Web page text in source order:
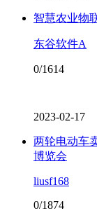
智慧农业物
东谷软件A
0/1614
2023-02-17
两轮电动车
博览会
liusf168
0/1874